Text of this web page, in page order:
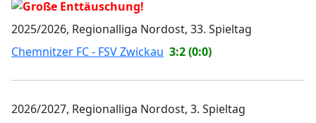
2025/2026, Regionalliga Nordost, 33. Spieltag
Chemnitzer FC - FSV Zwickau 3:2 (0:0)
2026/2027, Regionalliga Nordost, 3. Spieltag